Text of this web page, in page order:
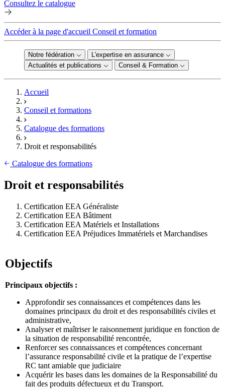
Consultez le catalogue
Accéder à la page d'accueil Conseil et formation
Notre fédération
L'expertise en assurance
Actualités et publications
Conseil & Formation
Accueil
Conseil et formations
Catalogue des formations
Droit et responsabilités
Catalogue des formations
Droit et responsabilités
Certification EEA Généraliste
Certification EEA Bâtiment
Certification EEA Matériels et Installations
Certification EEA Préjudices Immatériels et Marchandises
Objectifs
Principaux objectifs :
Approfondir ses connaissances et compétences dans les
domaines principaux du droit et des responsabilités civiles et
administrative,
Analyser et maîtriser le raisonnement juridique en fonction de
la situation de responsabilité rencontrée,
Renforcer ses connaissances et compétences concernant
l’assurance responsabilité civile et la pratique de l’expertise
RC tant amiable que judiciaire
Acquérir les bases dans les domaines de la Responsabilité du
fait des produits défectueux et du Transport.